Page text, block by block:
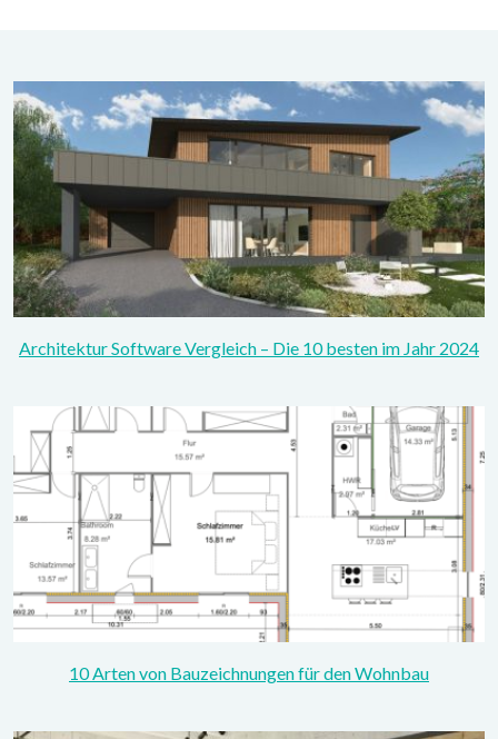
Architektur Software Vergleich – Die 10 besten im Jahr 2024
10 Arten von Bauzeichnungen für den Wohnbau